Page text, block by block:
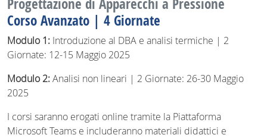
Corso Avanzato | 4 Giornate
Modulo 1: Introduzione al DBA e analisi termiche | 2
Giornate: 12-15 Maggio 2025
Modulo 2:Analisi non lineari | 2 Giornate: 26-30 Maggio
2025
I corsi saranno erogati online tramite la Piattaforma
Microsoft Teams e includeranno materiali didattici e